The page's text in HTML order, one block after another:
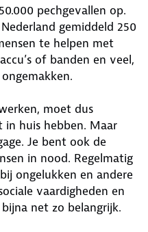
pechgevallen op.
gemiddeld 250
te helpen met
of banden en veel,
moet dus
in huis hebben. Maar
Je bent ook de
in nood. Regelmatig
ongelukken en andere
vaardigheden en
net zo belangrijk.